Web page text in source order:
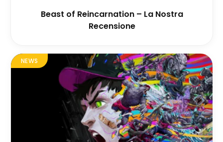
Beast of Reincarnation – La Nostra
Recensione
NEWS